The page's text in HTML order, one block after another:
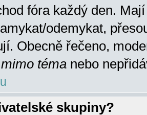
fóra každý den.
odemykat,
Obecně řečeno,
mimo téma nebo
skupiny?